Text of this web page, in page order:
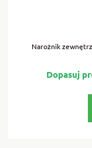
Narożnik